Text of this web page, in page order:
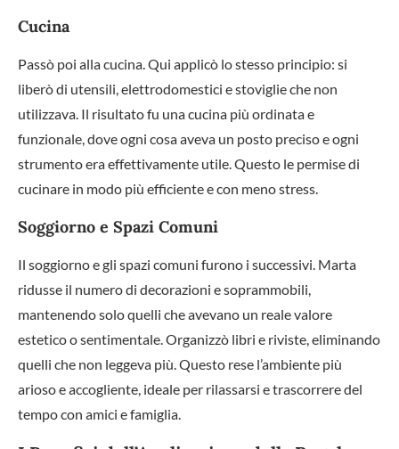
Cucina
Passò poi alla cucina. Qui applicò lo stesso principio: si
liberò di utensili, elettrodomestici e stoviglie che non
utilizzava. Il risultato fu una cucina più ordinata e
funzionale, dove ogni cosa aveva un posto preciso e ogni
strumento era effettivamente utile. Questo le permise di
cucinare in modo più efficiente e con meno stress.
Soggiorno e Spazi Comuni
Il soggiorno e gli spazi comuni furono i successivi. Marta
ridusse il numero di decorazioni e soprammobili,
mantenendo solo quelli che avevano un reale valore
estetico o sentimentale. Organizzò libri e riviste, eliminando
quelli che non leggeva più. Questo rese l’ambiente più
arioso e accogliente, ideale per rilassarsi e trascorrere del
tempo con amici e famiglia.